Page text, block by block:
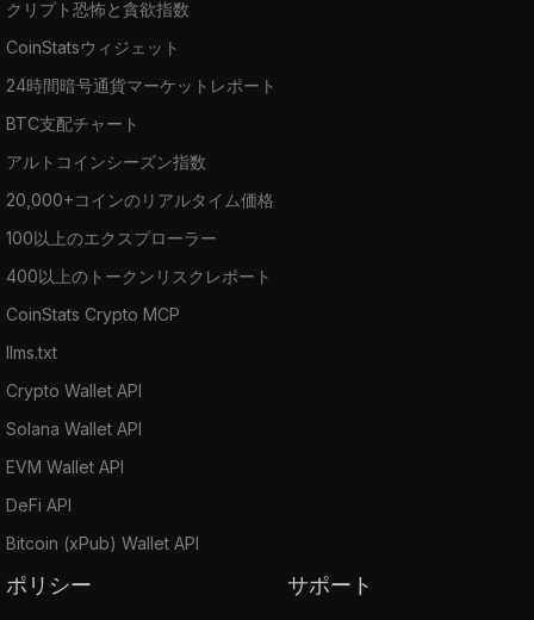
クリプト恐怖と貪欲指数
CoinStatsウィジェット
24時間暗号通貨マーケットレポート
BTC支配チャート
アルトコインシーズン指数
20,000+コインのリアルタイム価格
100以上のエクスプローラー
400以上のトークンリスクレポート
CoinStats Crypto MCP
llms.txt
Crypto Wallet API
Solana Wallet API
EVM Wallet API
DeFi API
Bitcoin (xPub) Wallet API
ポリシー サポート